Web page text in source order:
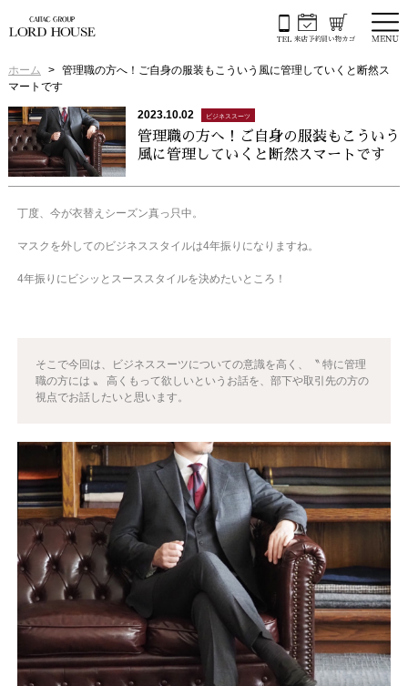
ホーム
管理職の方へ！ご自身の服装もこういう風に管理していくと断然ス
マートです
2023.10.02 ビジネススーツ
管理職の方へ！ご自身の服装もこういう
風に管理していくと断然スマートです
丁度、今が衣替えシーズン真っ只中。
マスクを外してのビジネススタイルは4年振りになりますね。
4年振りにビシッとスーススタイルを決めたいところ！
そこで今回は、
ビジネススーツについての意識を高く、〝 特に管理
職の方には 〟 高くもって欲しいというお話を、部下や取引先の方の
視点でお話したいと思います。